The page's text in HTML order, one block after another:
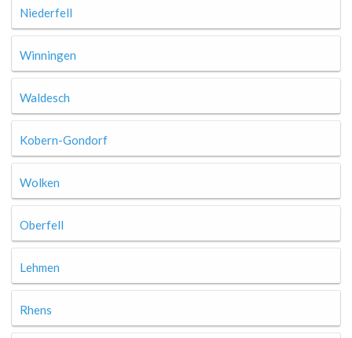
Niederfell
Winningen
Waldesch
Kobern-Gondorf
Wolken
Oberfell
Lehmen
Rhens